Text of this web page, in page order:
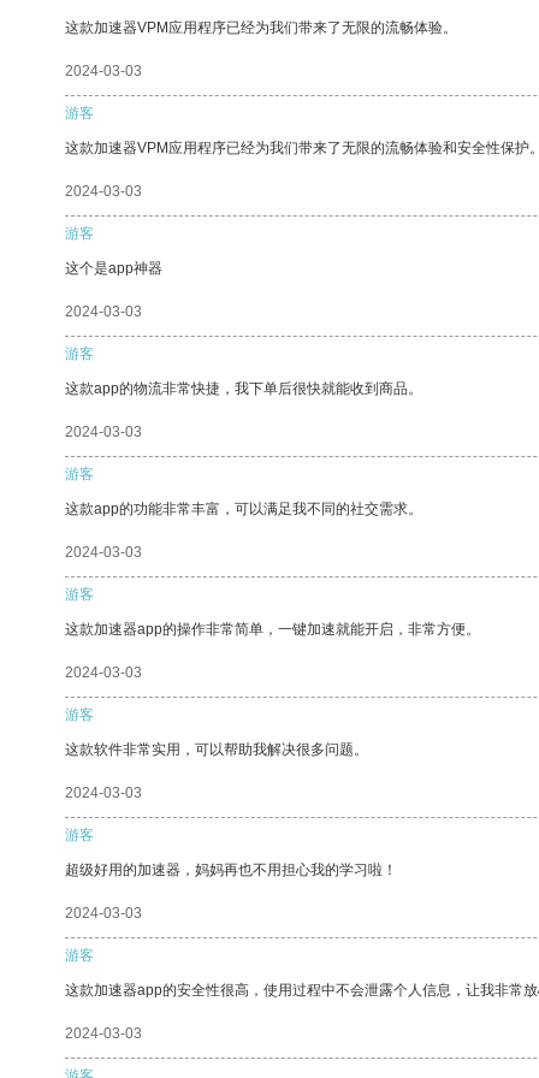
这款加速器VPM应用程序已经为我们带来了无限的流畅体验。
2024-03-03
游客
这款加速器VPM应用程序已经为我们带来了无限的流畅体验和安全性保护
2024-03-03
游客
这个是app神器
2024-03-03
游客
这款app的物流非常快捷，我下单后很快就能收到商品。
2024-03-03
游客
这款app的功能非常丰富，可以满足我不同的社交需求。
2024-03-03
游客
这款加速器app的操作非常简单，一键加速就能开启，非常方便。
2024-03-03
游客
这款软件非常实用，可以帮助我解决很多问题。
2024-03-03
游客
超级好用的加速器，妈妈再也不用担心我的学习啦！
2024-03-03
游客
这款加速器app的安全性很高，使用过程中不会泄露个人信息，让我非常
2024-03-03